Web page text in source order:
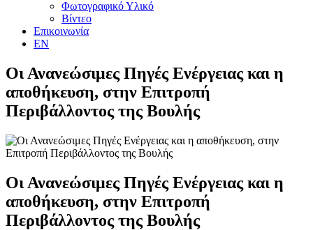
Φωτογραφικό Υλικό
Βίντεο
Επικοινωνία
EN
Οι Ανανεώσιμες Πηγές Ενέργειας και η
αποθήκευση, στην Επιτροπή
Περιβάλλοντος της Βουλής
Οι Ανανεώσιμες Πηγές Ενέργειας και η
αποθήκευση, στην Επιτροπή
Περιβάλλοντος της Βουλής